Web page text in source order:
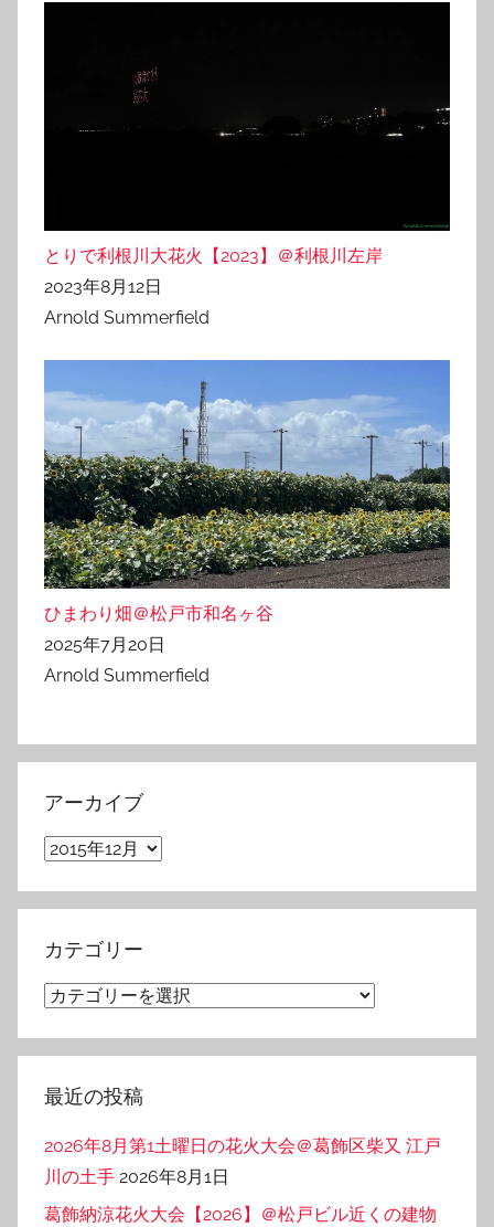
とりで利根川大花火【2023】＠利根川左岸
2023年8月12日
Arnold Summerfield
ひまわり畑＠松戸市和名ヶ谷
2025年7月20日
Arnold Summerfield
アーカイブ
ア
カ
イ
カテゴリー
カ
ゴ
リ
最近の投稿
2026年8月第1土曜日の花火大会＠葛飾区柴又 江戸
川の土手 2026年8月1日
葛飾納涼花火大会【2026】＠松戸ビル近くの建物